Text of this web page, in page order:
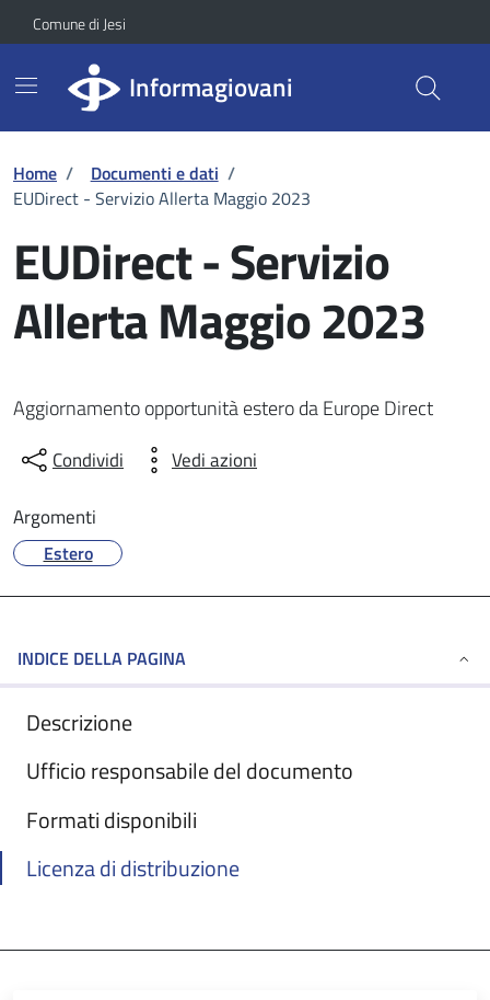
Skip to Main Content
Vai ai contenuti
Vai al footer
Comune di Jesi
Informagiovani
Home / Documenti e dati /
EUDirect - Servizio Allerta Maggio 2023
EUDirect - Servizio
Allerta Maggio 2023
Aggiornamento opportunità estero da Europe Direct
Condividi Vedi azioni
Argomenti
Estero
INDICE DELLA PAGINA
Descrizione
Ufficio responsabile del documento
Formati disponibili
Licenza di distribuzione